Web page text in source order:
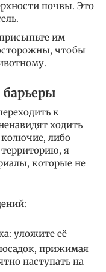
почвы. Это
им
чтобы
к
ходить
либо
я
которые не
уложите её
прижимая
наступать на